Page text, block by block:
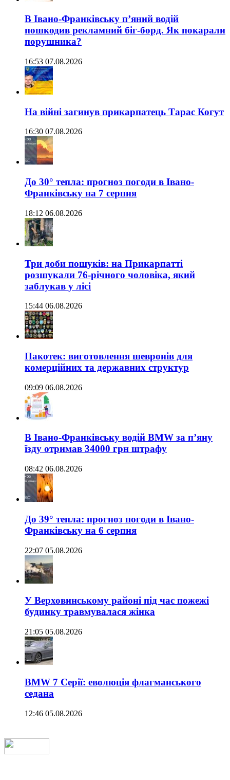
В Івано-Франківську п’яний водій
пошкодив рекламний біг-борд. Як покарали
порушника?
16:53 07.08.2026
На війні загинув прикарпатець Тарас Когут
16:30 07.08.2026
До 30° тепла: прогноз погоди в Івано-
Франківську на 7 серпня
18:12 06.08.2026
Три доби пошуків: на Прикарпатті
розшукали 76-річного чоловіка, який
заблукав у лісі
15:44 06.08.2026
Пакотек: виготовлення шевронів для
комерційних та державних структур
09:09 06.08.2026
В Івано-Франківську водій BMW за п’яну
їзду отримав 34000 грн штрафу
08:42 06.08.2026
До 39° тепла: прогноз погоди в Івано-
Франківську на 6 серпня
22:07 05.08.2026
У Верховинському районі під час пожежі
будинку травмувалася жінка
21:05 05.08.2026
BMW 7 Серії: еволюція флагманського
седана
12:46 05.08.2026